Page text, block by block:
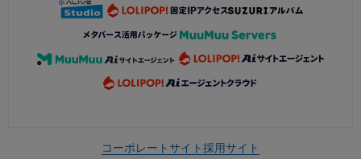
コーポレートサイト採用サイト